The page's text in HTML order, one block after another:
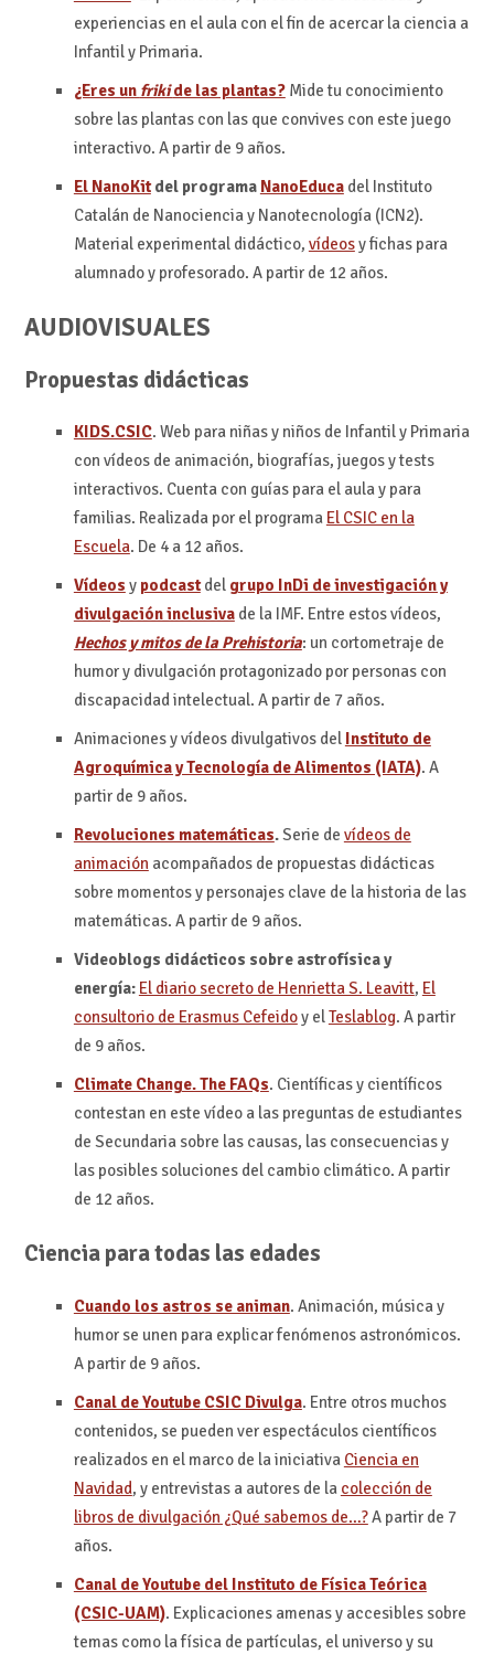
experiencias en el aula con el fin de acercar la ciencia a
Infantil y Primaria.
¿Eres un frikide las plantas?Mide tu conocimiento
sobre las plantas con las que convives con este juego
interactivo. A partir de 9 años.
El NanoKitdel programa NanoEducadel Instituto
Catalán de Nanociencia y Nanotecnología (ICN2).
Material experimental didáctico, vídeosy fichas para
alumnado y profesorado. A partir de 12 años.
AUDIOVISUALES
Propuestas didácticas
KIDS.CSIC. Web para niñas y niños de Infantil y Primaria
con vídeos de animación, biografías, juegos y tests
interactivos. Cuenta con guías para el aula y para
familias. Realizada por el programa El CSIC en la
Escuela. De 4 a 12 años.
Vídeos y podcastdel grupo InDi de investigación y
divulgación inclusivade la IMF. Entre estos vídeos,
Hechos y mitos de la Prehistoria: un cortometraje de
humor y divulgación protagonizado por personas con
discapacidad intelectual. A partir de 7 años.
Animaciones y vídeos divulgativos del Instituto de
Agroquímica y Tecnología de Alimentos (IATA). A
partir de 9 años.
Revoluciones matemáticas.Serie de vídeos de
animación acompañados de propuestas didácticas
sobre momentos y personajes clave de la historia de las
matemáticas. A partir de 9 años.
Videoblogs didácticos sobre astrofísica y
energía: El diario secreto de Henrietta S. Leavitt, El
consultorio de Erasmus Cefeidoy elTeslablog. A partir
de 9 años.
Climate Change. The FAQs. Científicas y científicos
contestan en este vídeo a las preguntas de estudiantes
de Secundaria sobre las causas, las consecuencias y
las posibles soluciones del cambio climático. A partir
de 12 años.
Ciencia para todas las edades
Cuando los astros se animan. Animación, música y
humor se unen para explicar fenómenos astronómicos.
A partir de 9 años.
Canal de Youtube CSIC Divulga. Entre otros muchos
contenidos, se pueden ver espectáculos científicos
realizados en el marco de la iniciativa Ciencia en
Navidad, y entrevistas a autores de la colección de
libros de divulgación ¿Qué sabemos de…?A partir de 7
años.
Canal de Youtube del Instituto de Física Teórica
(CSIC-UAM). Explicaciones amenas y accesibles sobre
temas como la física de partículas, el universo y su